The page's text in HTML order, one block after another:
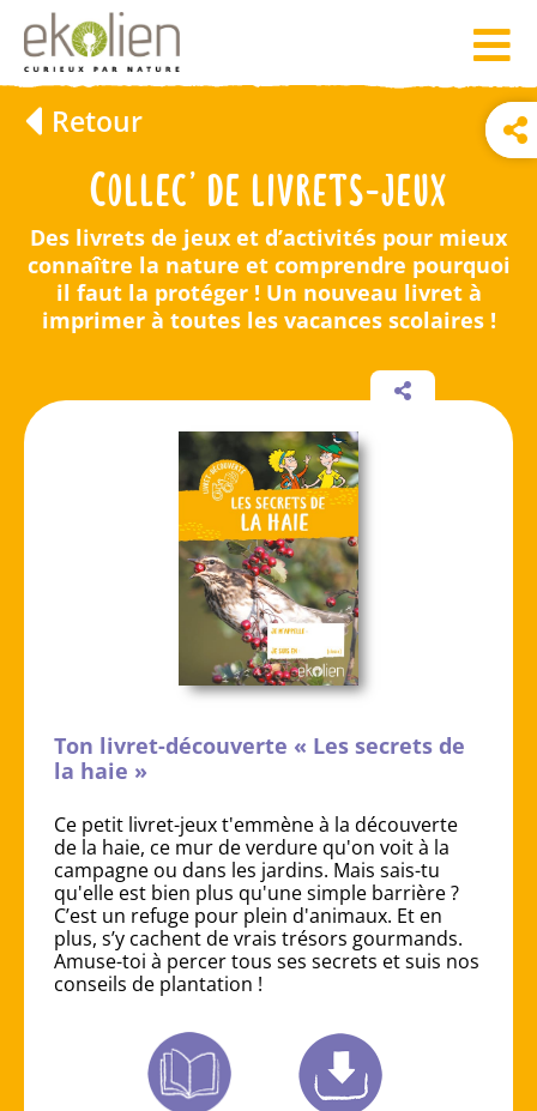
Retour
Collec’ de livrets-jeux
Des livrets de jeux et d’activités pour mieux
connaître la nature et comprendre pourquoi
il faut la protéger ! Un nouveau livret à
imprimer à toutes les vacances scolaires !
Ton livret-découverte « Les secrets de
la haie »
Ce petit livret-jeux t'emmène à la découverte
de la haie, ce mur de verdure qu'on voit à la
campagne ou dans les jardins. Mais sais-tu
qu'elle est bien plus qu'une simple barrière ?
C’est un refuge pour plein d'animaux. Et en
plus, s’y cachent de vrais trésors gourmands.
Amuse-toi à percer tous ses secrets et suis nos
conseils de plantation !